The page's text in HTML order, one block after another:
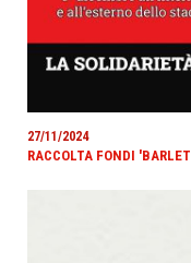
27/11/2024
RACCOLTA FONDI